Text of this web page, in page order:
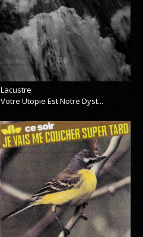
Lacustre
Votre Utopie Est Notre Dyst...